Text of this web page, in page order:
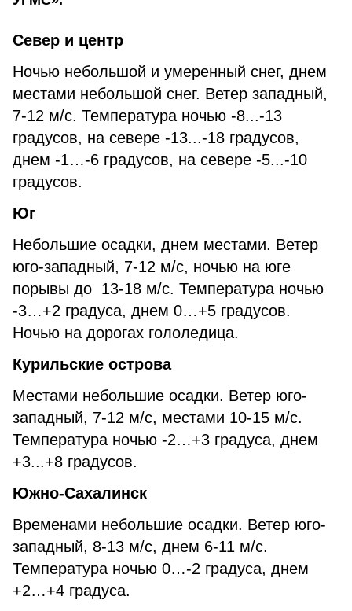
Север и центр
Ночью небольшой и умеренный снег, днем
местами небольшой снег. Ветер западный,
7-12 м/с. Температура ночью -8...-13
градусов, на севере -13...-18 градусов,
днем -1…-6 градусов, на севере -5...-10
градусов.
Юг
Небольшие осадки, днем местами. Ветер
юго-западный, 7-12 м/с, ночью на юге
порывы до 13-18 м/с. Температура ночью
-3…+2 градуса, днем 0…+5 градусов.
Ночью на дорогах гололедица.
Курильские острова
Местами небольшие осадки. Ветер юго-
западный, 7-12 м/с, местами 10-15 м/с.
Температура ночью -2…+3 градуса, днем
+3...+8 градусов.
Южно-Сахалинск
Временами небольшие осадки. Ветер юго-
западный, 8-13 м/с, днем 6-11 м/с.
Температура ночью 0…-2 градуса, днем
+2…+4 градуса.